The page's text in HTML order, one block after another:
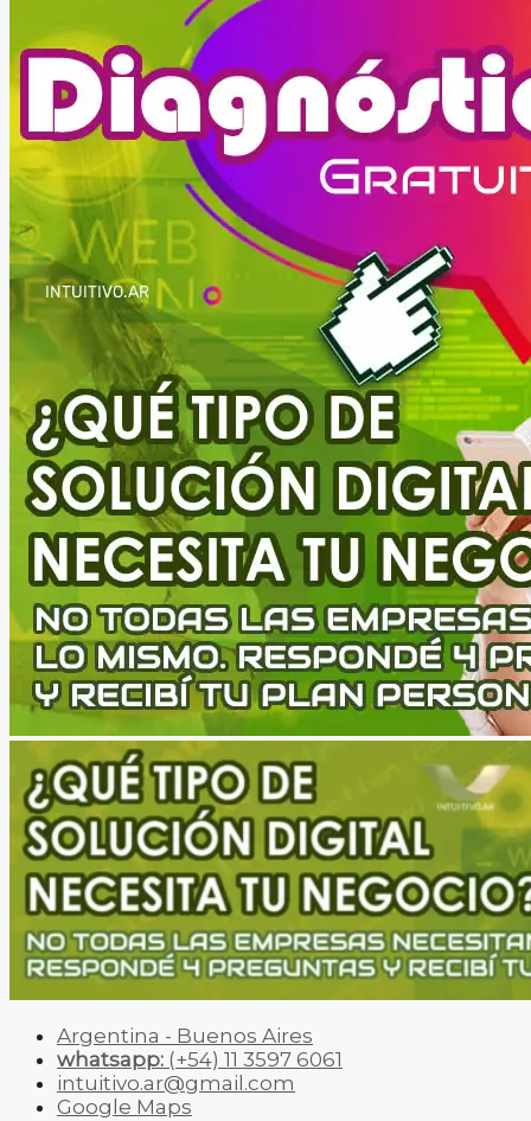
Argentina - Buenos Aires
whatsapp: (+54) 11 3597 6061
intuitivo.ar@gmail.com
Google Maps